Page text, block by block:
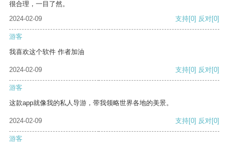
很合理，一目了然。
2024-02-09
支持[0] 反对[0]
游客
我喜欢这个软件 作者加油
2024-02-09 支持[0] 反对[0]
游客
这款app就像我的私人导游，带我领略世界各地的美景。
2024-02-09 支持[0] 反对[0]
游客